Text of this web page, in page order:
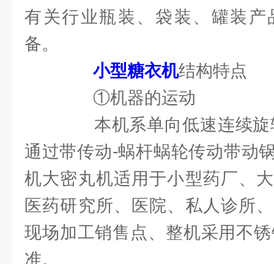
有关行业瓶装、袋装、罐装产
备。
小型糖衣机结构特点
①机器的运动
本机系单向低速连续旋
通过带传动-蜗杆蜗轮传动带动
机大密丸机适用于小型药厂、
医药研究所、医院、私人诊所
现场加工销售点、整机采用不
准。